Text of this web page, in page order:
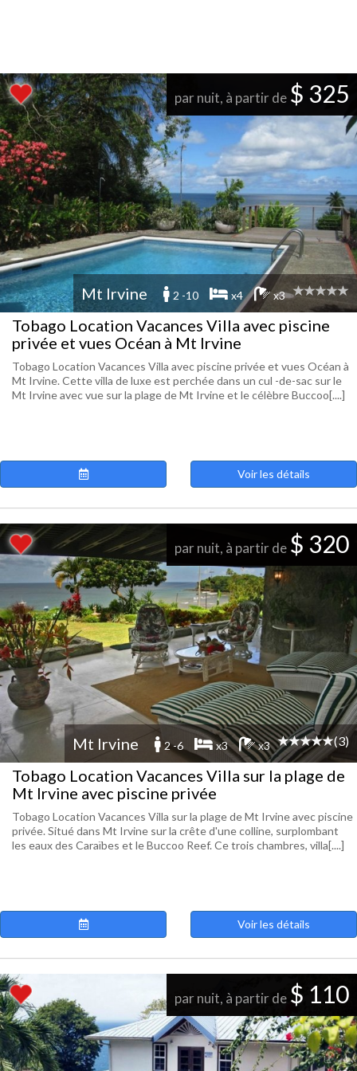
par nuit, à partir de $ 325
Mt Irvine 2 -10 x4 x3
Tobago Location Vacances Villa avec piscine
privée et vues Océan à Mt Irvine
Tobago Location Vacances Villa avec piscine privée et vues Océan à
Mt Irvine. Cette villa de luxe est perchée dans un cul -de-sac sur le
Mt Irvine avec vue sur la plage de Mt Irvine et le célèbre Buccoo[....]
Voir les détails
par nuit, à partir de $ 320
Mt Irvine 2 -6 x3 x3 (3)
Tobago Location Vacances Villa sur la plage de
Mt Irvine avec piscine privée
Tobago Location Vacances Villa sur la plage de Mt Irvine avec piscine
privée. Situé dans Mt Irvine sur la crête d'une colline, surplombant
les eaux des Caraïbes et le Buccoo Reef. Ce trois chambres, villa[....]
Voir les détails
par nuit, à partir de $ 110